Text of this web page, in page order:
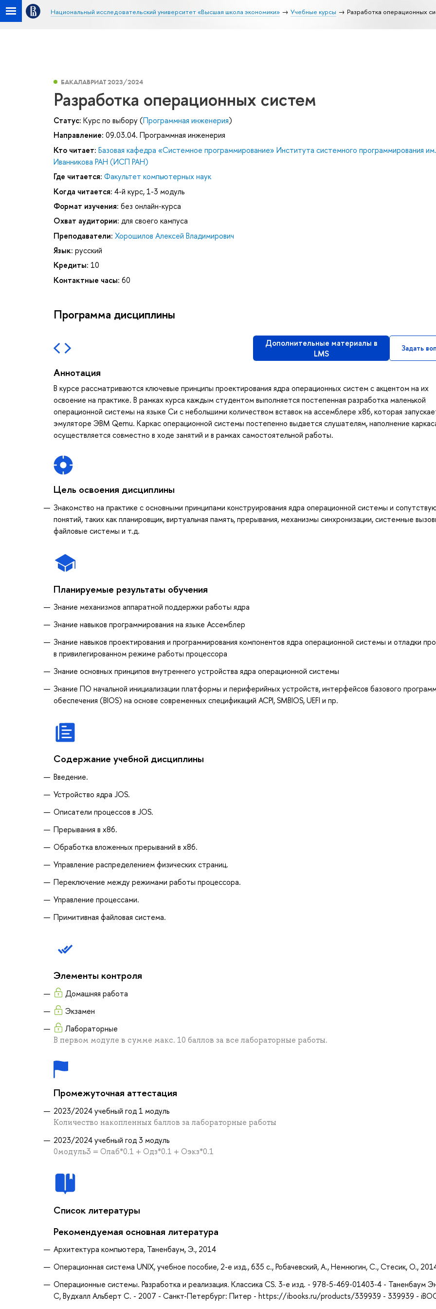
Национальный исследовательский университет «Высшая школа экономики» Учебные курсы Разработка операционных
БАКАЛАВРИАТ 2023/2024
Разработка операционных систем
Статус: Курс по выбору (Программная инженерия)
Направление: 09.03.04. Программная инженерия
Кто читает: Базовая кафедра «Системное программирование» Института системного программирования
Иванникова РАН (ИСП РАН)
Где читается: Факультет компьютерных наук
Когда читается: 4-й курс, 1-3 модуль
Формат изучения: без онлайн-курса
Охват аудитории: для своего кампуса
Преподаватели: Хорошилов Алексей Владимирович
Язык: русский
Кредиты: 10
Контактные часы: 60
Программа дисциплины
Дополнительные материалы в
LMS
Задать
Аннотация
В курсе рассматриваются ключевые принципы проектирования ядра операционных систем с акцентом на их
освоение на практике. В рамках курса каждым студентом выполняется постепенная разработка маленькой
операционной системы на языке Си с небольшими количеством вставок на ассемблере x86, которая
эмуляторе ЭВМ Qemu. Каркас операционной системы постепенно выдается слушателям, наполнение
осуществляется совместно в ходе занятий и в рамках самостоятельной работы.
Цель освоения дисциплины
Знакомство на практике с основными принципами конструирования ядра операционной системы и
понятий, таких как планировщик, виртуальная память, прерывания, механизмы синхронизации, системные
файловые системы и т.д.
Планируемые результаты обучения
Знание механизмов аппаратной поддержки работы ядра
Знание навыков программирования на языке Ассемблер
Знание навыков проектирования и программирования компонентов ядра операционной системы и отладки
в привилегированном режиме работы процессора
Знание основных принципов внутреннего устройства ядра операционной системы
Знание ПО начальной инициализации платформы и периферийных устройств, интерфейсов базового
обеспечения (BIOS) на основе современных спецификаций ACPI, SMBIOS, UEFI и пр.
Содержание учебной дисциплины
Введение.
Устройство ядра JOS.
Описатели процессов в JOS.
Прерывания в x86.
Обработка вложенных прерываний в x86.
Управление распределением физических страниц.
Переключение между режимами работы процессора.
Управление процессами.
Примитивная файловая система.
Элементы контроля
Домашняя работа
Экзамен
Лабораторные
В первом модуле в сумме макс. 10 баллов за все лабораторные работы.
Промежуточная аттестация
2023/2024 учебный год 1 модуль
Количество накопленных баллов за лабораторные работы
2023/2024 учебный год 3 модуль
0модуль3 = Олаб*0.1 + Одз*0.1 + Оэкз*0.1
Список литературы
Рекомендуемая основная литература
Архитектура компьютера, Таненбаум, Э., 2014
Операционная система UNIX, учебное пособие, 2-е изд., 635 с., Робачевский, А., Немнюгин, С., Стесик, О.,
Операционные системы. Разработка и реализация. Классика CS. 3-е изд. - 978-5-469-01403-4 - Таненбаум
С, Вудхалл Альберт С. - 2007 - Санкт-Петербург: Питер - https://ibooks.ru/products/339939 - 339939 -